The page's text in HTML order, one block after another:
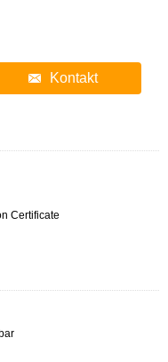
Kontakt
Certificate